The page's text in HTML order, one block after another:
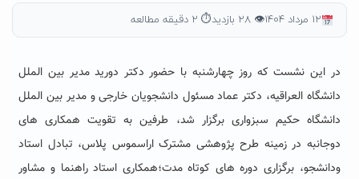
۱۲ مرداد ۱۴۰۴ 👁 ۲۸ بازدید ⏱ ۲ دقیقه مطالعه
در این نشست که روز چهارشنبه با حضور دکتر دورید مدیر بین الملل
دانشگاه العراقیه، دکتر عماد مسئول دانشجویان خارجی و مدیر بین الملل
دانشگاه حکیم سبزواری برگزار شد، طرفین به تقویت همکاری های
دوجانبه در زمینه طرح پژوهشی مشترک اراسموس پلاس، تبادل استاد
ودانشجو، برگزاری دوره های کوتاه مدت؛همکاری استاد راهنما و مشاور